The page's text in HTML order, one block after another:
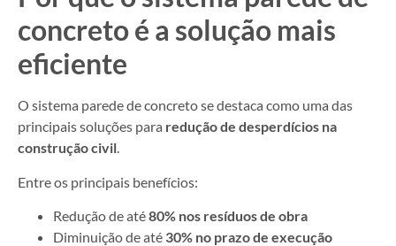
concreto é a solução mais
eficiente
O sistema parede de concreto se destaca como uma das
principais soluções para redução de desperdícios na
construção civil.
Entre os principais benefícios:
Redução de até80% nos resíduos de obra
Diminuição de até 30% no prazo de execução